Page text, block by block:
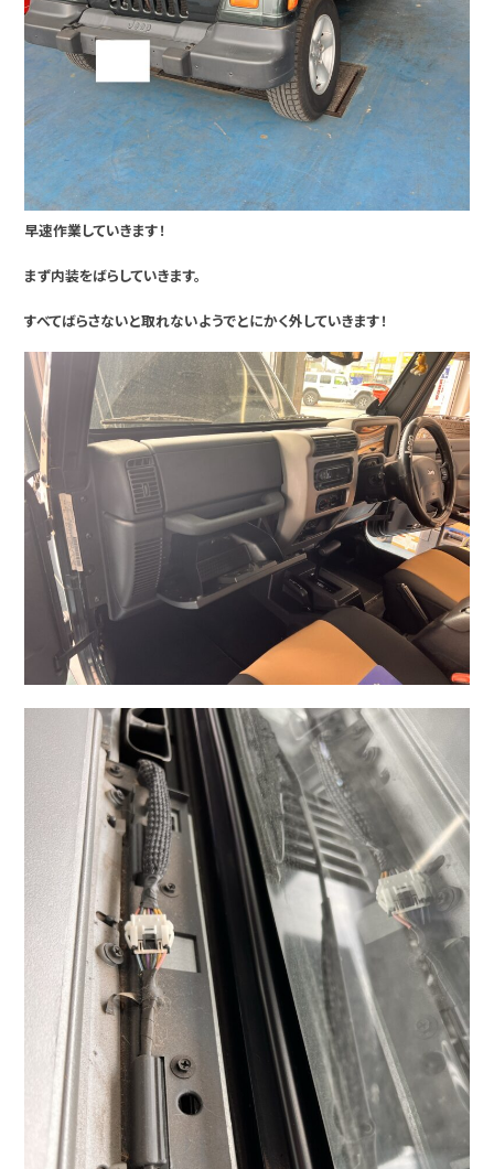
早速作業していきます！
まず内装をばらしていきます。
すべてばらさないと取れないようでとにかく外していきます！